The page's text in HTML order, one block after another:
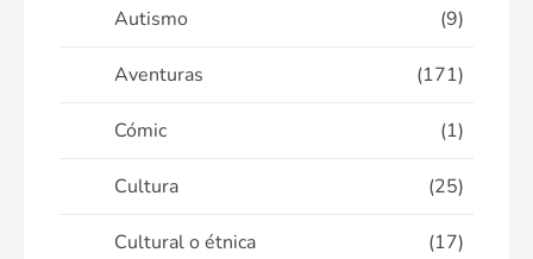
Autismo (9)
Aventuras (171)
Cómic (1)
Cultura (25)
Cultural o étnica (17)